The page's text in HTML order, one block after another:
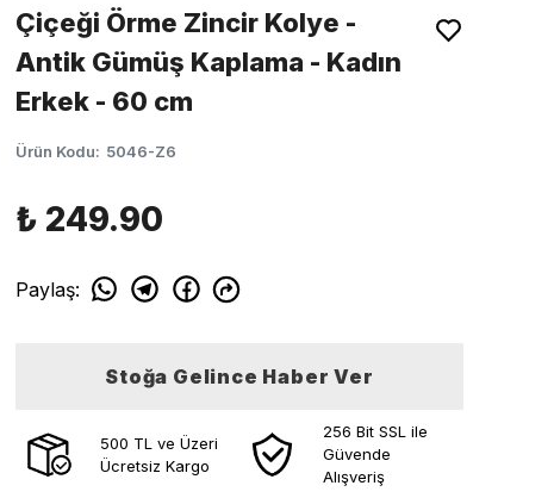
Çiçeği Örme Zincir Kolye -
Antik Gümüş Kaplama - Kadın
Erkek - 60 cm
Ürün Kodu: 5046-Z6
₺ 249.90
Paylaş:
Stoğa Gelince Haber Ver
500 TL ve Üzeri
Ücretsiz Kargo
256 Bit SSL ile
Güvende
Alışveriş